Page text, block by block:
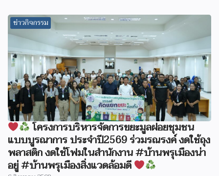
ข่าวกิจกรรม
โครงการบริหารจัดการขยะมูลฝอยชุมชน
แบบบูรณาการ ประจำปี2569 ร่วมรณรงค์ งดใช้ถุง
พลาสติก งดใช้โฟมในสำนักงาน #บ้านพรุเมืองน่า
อยู่ #บ้านพรุเมืองสิ่งแวดล้อมดี